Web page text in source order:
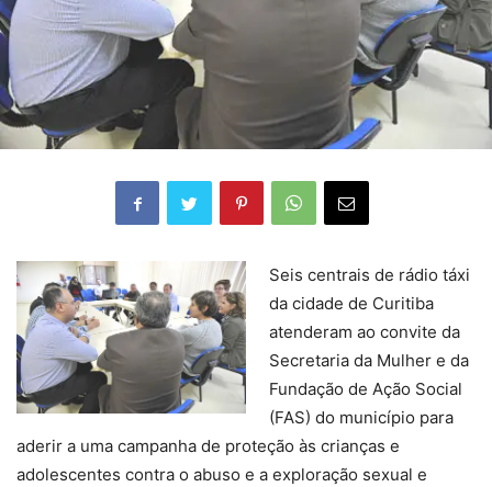
Seis centrais de rádio táxi
da cidade de Curitiba
atenderam ao convite da
Secretaria da Mulher e da
Fundação de Ação Social
(FAS) do município para
aderir a uma campanha de proteção às crianças e
adolescentes contra o abuso e a exploração sexual e